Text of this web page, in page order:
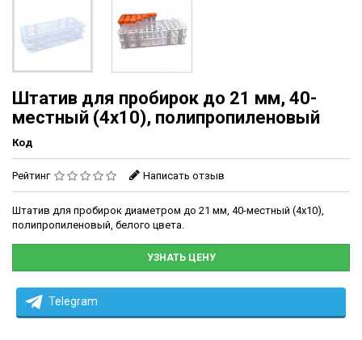
Штатив для пробирок до 21 мм, 40-
местный (4х10), полипропиленовый
Код
Рейтинг Написать отзыв
Штатив для пробирок диаметром до 21 мм, 40-местный (4х10),
полипропиленовый, белого цвета.
УЗНАТЬ ЦЕНУ
Telegram